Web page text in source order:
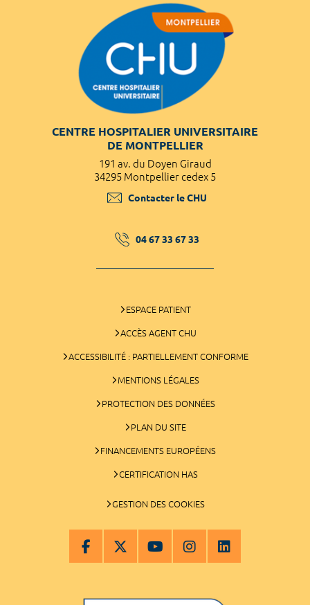
CENTRE HOSPITALIER UNIVERSITAIRE
DE MONTPELLIER
191 av. du Doyen Giraud
34295 Montpellier cedex 5
Contacter le CHU
04 67 33 67 33
ESPACE PATIENT
ACCÈS AGENT CHU
ACCESSIBILITÉ : PARTIELLEMENT CONFORME
MENTIONS LÉGALES
PROTECTION DES DONNÉES
PLAN DU SITE
FINANCEMENTS EUROPÉENS
CERTIFICATION HAS
GESTION DES COOKIES